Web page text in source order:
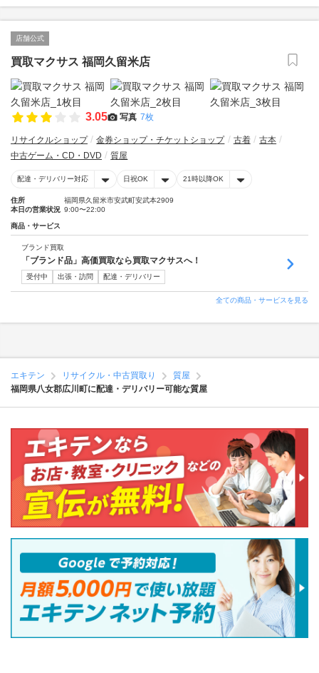
店舗公式
買取マクサス 福岡久留米店
3.05 写真 7枚
リサイクルショップ 金券ショップ・チケットショップ 古着
古本
中古ゲーム・CD・DVD
質屋
配達・デリバリー対応 日祝OK 21時以降OK
住所
福岡県久留米市安武町安武本2909
本日の営業状況 9:00〜22:00
商品・サービス
ブランド買取
「ブランド品」高価買取なら買取マクサスへ！
受付中 出張・訪問 配達・デリバリー
全ての商品・サービスを見る
エキテン リサイクル・中古買取り
質屋
福岡県八女郡広川町に配達・デリバリー可能な質屋